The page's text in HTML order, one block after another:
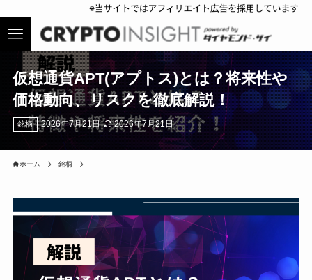
仮想通貨APT(アプトス)とは？将来性や
価格動向、リスクを徹底解説！
銘柄 2026年7月21日 2026年7月21日
ホーム 銘柄